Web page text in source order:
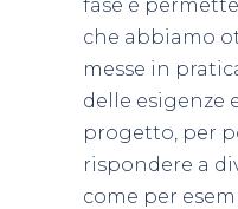
fase è
che abbiamo
messe in
delle esigenze
progetto, per
rispondere a
come per